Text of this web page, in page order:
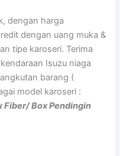
dengan harga
dengan uang muka &
tipe karoseri. Terima
Isuzu niaga
barang (
model karoseri :
Fiber/ Box Pendingin